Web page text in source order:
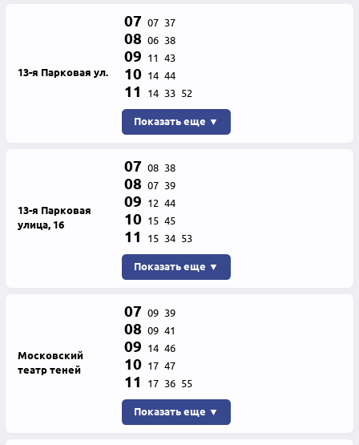
13-я Парковая ул.
07 07 37
08 06 38
09 11 43
10 14 44
11 14 33 52
Показать еще ▼
13-я Парковая
улица, 16
07 08 38
08 07 39
09 12 44
10 15 45
11 15 34 53
Показать еще ▼
Московский
театр теней
07 09 39
08 09 41
09 14 46
10 17 47
11 17 36 55
Показать еще ▼